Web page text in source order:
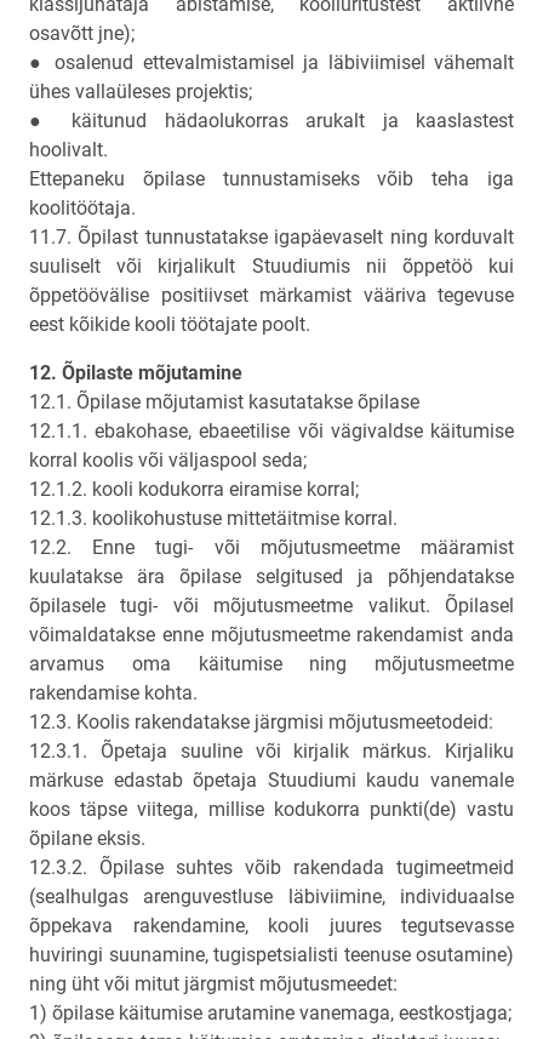
osavõtt jne);
● osalenud ettevalmistamisel ja läbiviimisel vähemalt
ühes vallaüleses projektis;
● käitunud hädaolukorras arukalt ja kaaslastest
hoolivalt.
Ettepaneku õpilase tunnustamiseks võib teha iga
koolitöötaja.
11.7. Õpilast tunnustatakse igapäevaselt ning korduvalt
suuliselt või kirjalikult Stuudiumis nii õppetöö kui
õppetöövälise positiivset märkamist vääriva tegevuse
eest kõikide kooli töötajate poolt.
12. Õpilaste mõjutamine
12.1. Õpilase mõjutamist kasutatakse õpilase
12.1.1. ebakohase, ebaeetilise või vägivaldse käitumise
korral koolis või väljaspool seda;
12.1.2. kooli kodukorra eiramise korral;
12.1.3. koolikohustuse mittetäitmise korral.
12.2. Enne tugi- või mõjutusmeetme määramist
kuulatakse ära õpilase selgitused ja põhjendatakse
õpilasele tugi- või mõjutusmeetme valikut. Õpilasel
võimaldatakse enne mõjutusmeetme rakendamist anda
arvamus oma käitumise ning mõjutusmeetme
rakendamise kohta.
12.3. Koolis rakendatakse järgmisi mõjutusmeetodeid:
12.3.1. Õpetaja suuline või kirjalik märkus. Kirjaliku
märkuse edastab õpetaja Stuudiumi kaudu vanemale
koos täpse viitega, millise kodukorra punkti(de) vastu
õpilane eksis.
12.3.2. Õpilase suhtes võib rakendada tugimeetmeid
(sealhulgas arenguvestluse läbiviimine, individuaalse
õppekava rakendamine, kooli juures tegutsevasse
huviringi suunamine, tugispetsialisti teenuse osutamine)
ning üht või mitut järgmist mõjutusmeedet:
1) õpilase käitumise arutamine vanemaga, eestkostjaga;